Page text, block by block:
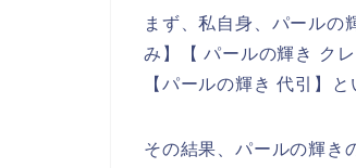
まず、私自身、パールの
み】【 パールの輝き ク
【パールの輝き 代引】
その結果、パールの輝き